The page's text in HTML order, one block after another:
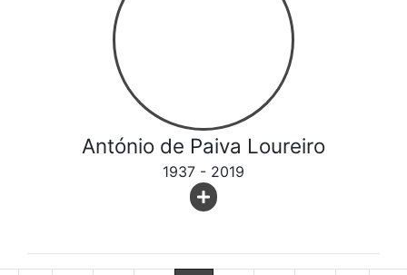
António de Paiva Loureiro
1937 - 2019